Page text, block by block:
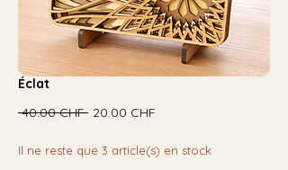
Éclat
40.00 CHF Prix
20.00 CHF
Il ne reste que 3 article(s) en stock